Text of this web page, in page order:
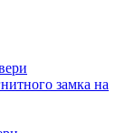
замка на